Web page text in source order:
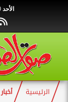
الأحد
الرئيسية أخبار